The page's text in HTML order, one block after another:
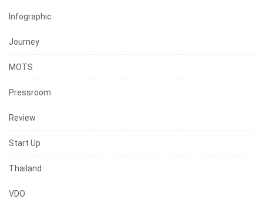
Infographic
Journey
MOTS
Pressroom
Review
Start Up
Thailand
VDO